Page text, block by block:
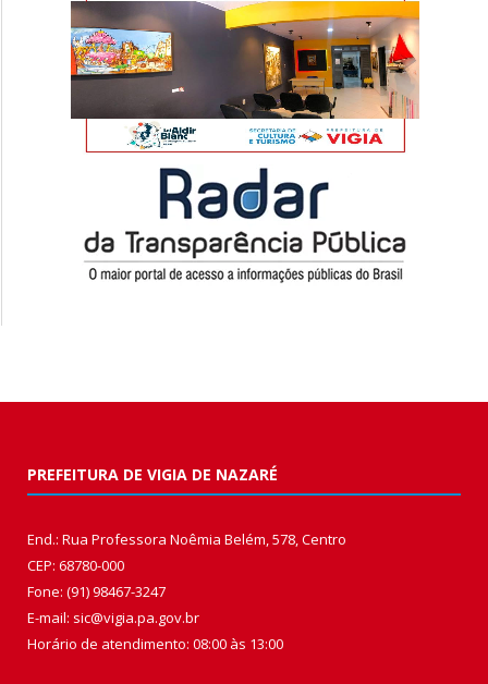
PREFEITURA DE VIGIA DE NAZARÉ
End.: Rua Professora Noêmia Belém, 578, Centro
CEP: 68780-000
Fone: (91) 98467-3247
E-mail: sic@vigia.pa.gov.br
Horário de atendimento: 08:00 às 13:00